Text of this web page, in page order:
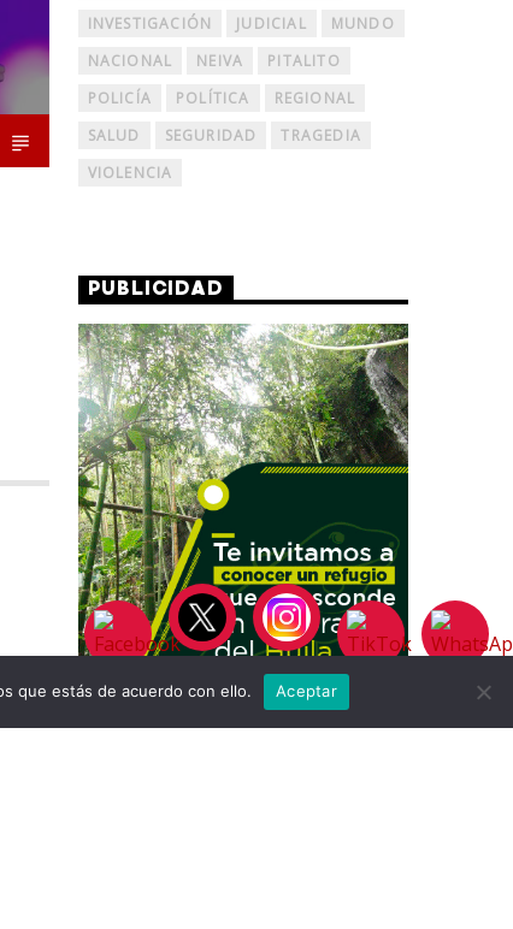
INVESTIGACIÓN
JUDICIAL
MUNDO
NACIONAL
NEIVA
PITALITO
POLICÍA
POLÍTICA
REGIONAL
SALUD
SEGURIDAD
TRAGEDIA
VIOLENCIA
PUBLICIDAD
que estás de acuerdo con ello. Aceptar